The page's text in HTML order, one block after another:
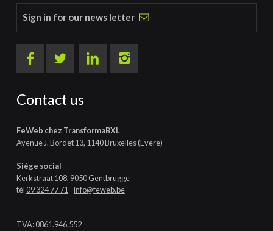
Sign in for our news letter
Contact us
FeWeb chez TransformaBXL
Avenue J. Bordet 13, 1140 Bruxelles (Evere)
Siège social
Kerkstraat 108, 9050 Gentbrugge
tél09 324 77 71 -info@feweb.be
TVA: 0861.946.552